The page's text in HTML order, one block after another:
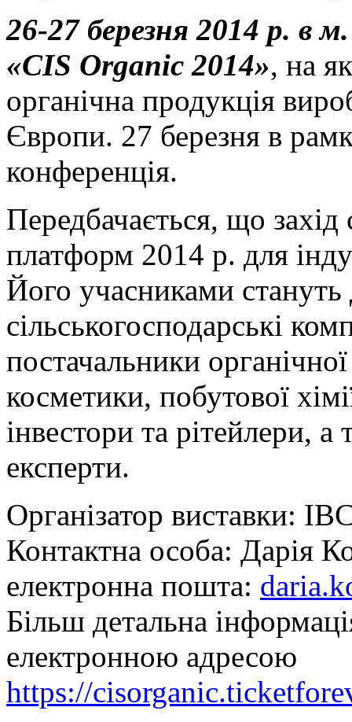
26-27 березня 2014 р. в
«CIS Organic 2014», на
органічна продукція
Європи. 27 березня в
конференція.
Передбачається, що захід
платформ 2014 р. для
Його учасниками стануть
сільськогосподарські
постачальники
косметики, побутової
інвестори та рітейлери,
експерти.
Організатор виставки:
Контактна особа: Дарія
електронна пошта:
Більш детальна
електронною адресою
https://